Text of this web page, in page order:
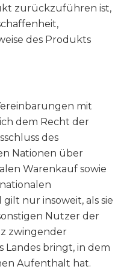
zurückzuführen ist,
des Produkts
mit
dem Recht der
des
Nationen über
Warenkauf sowie
nur insoweit, als sie
Nutzer der
zwingender
Landes bringt, in dem
Aufenthalt hat.